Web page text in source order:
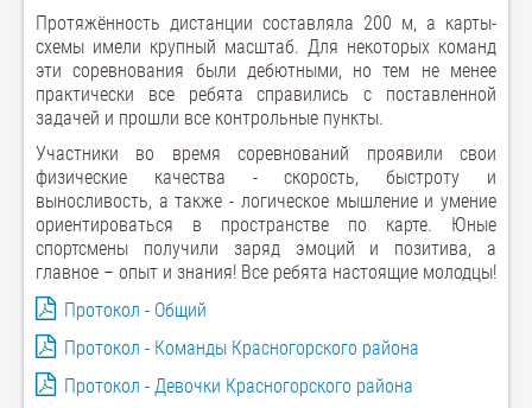
Протяжённость дистанции составляла 200 м, а карты-
схемы имели крупный масштаб. Для некоторых команд
эти соревнования были дебютными, но тем не менее
практически все ребята справились с поставленной
задачей и прошли все контрольные пункты.
Участники во время соревнований проявили свои
физические качества - скорость, быстроту и
выносливость, а также - логическое мышление и умение
ориентироваться в пространстве по карте. Юные
спортсмены получили заряд эмоций и позитива, а
главное – опыт и знания! Все ребята настоящие молодцы!
Протокол - Общий
Протокол - Команды Красногорского района
Протокол - Девочки Красногорского района